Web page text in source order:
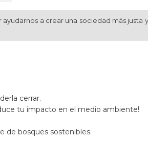
a crear una sociedad más
cerrar.
tu impacto en el medio ambiente!
de bosques sostenibles.